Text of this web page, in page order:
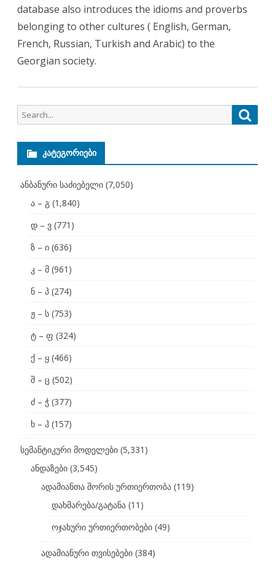
database also introduces the idioms and proverbs
belonging to other cultures ( English, German,
French, Russian, Turkish and Arabic) to the
Georgian society.
Search
for:
ᲙᲐᲢᲔᲒᲝᲠᲘᲔᲑᲘ
ანბანური საძიებელი (7,050)
ა – გ (1,840)
დ – ვ (771)
ზ – ი (636)
კ – მ (961)
ნ – პ (274)
ჟ – ს (753)
ტ – ფ (324)
ქ – ყ (466)
შ – ც (502)
ძ – ჭ (377)
ხ – ჰ (157)
სემანტიკური მოდელები (5,331)
ანდაზები (3,545)
ადამიანთა შორის ურთიერთობა (119)
დახმარება/გატანა (11)
ოჯახური ურთიერთობები (49)
ადამიანური თვისებები (384)